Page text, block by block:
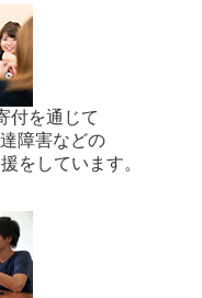
付を通じて
障害などの
をしています。